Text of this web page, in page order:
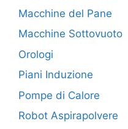
Macchine del Pane
Macchine Sottovuoto
Orologi
Piani Induzione
Pompe di Calore
Robot Aspirapolvere